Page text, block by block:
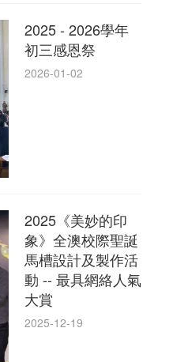
2025 - 2026學年
初三感恩祭
2026-01-02
2025《美妙的印
象》全澳校際聖誕
馬槽設計及製作活
動 -- 最具網絡人氣
大賞
2025-12-19